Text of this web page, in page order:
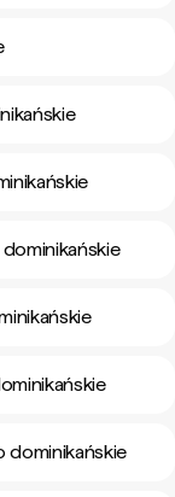
dominikańskie